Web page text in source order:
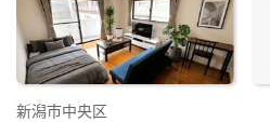
新潟市中央区